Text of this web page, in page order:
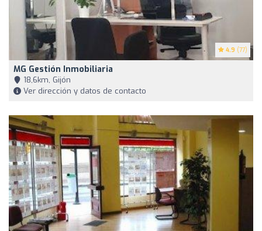
4.9 (77)
MG Gestión Inmobiliaria
18,6km, Gijón
Ver dirección y datos de contacto